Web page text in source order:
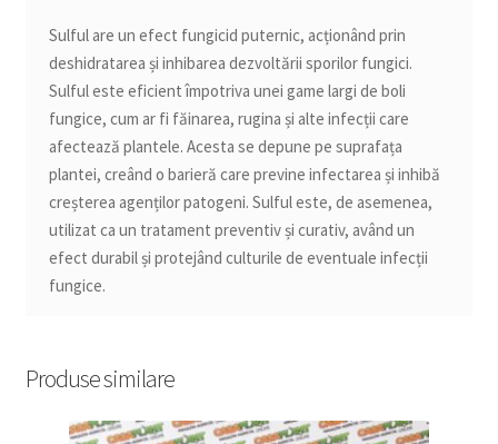
Sulful are un efect fungicid puternic, acționând prin
deshidratarea și inhibarea dezvoltării sporilor fungici.
Sulful este eficient împotriva unei game largi de boli
fungice, cum ar fi făinarea, rugina și alte infecții care
afectează plantele. Acesta se depune pe suprafața
plantei, creând o barieră care previne infectarea și inhibă
creșterea agenților patogeni. Sulful este, de asemenea,
utilizat ca un tratament preventiv și curativ, având un
efect durabil și protejând culturile de eventuale infecții
fungice.
Produse similare